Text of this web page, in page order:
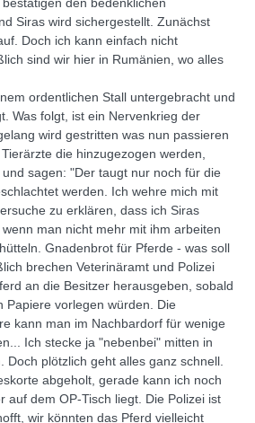
den bedenklichen
Siras wird sichergestellt. Zunächst
Doch ich kann einfach nicht
sind wir hier in Rumänien, wo alles
ordentlichen Stall untergebracht und
Was folgt, ist ein Nervenkrieg der
wird gestritten was nun passieren
die hinzugezogen werden,
sagen: "Der taugt nur noch für die
werden. Ich wehre mich mit
zu erklären, dass ich Siras
man nicht mehr mit ihm arbeiten
Gnadenbrot für Pferde - was soll
brechen Veterinäramt und Polizei
an die Besitzer herausgeben, sobald
Papiere vorlegen würden. Die
kann man im Nachbardorf für wenige
Ich stecke ja "nebenbei" mitten in
Doch plötzlich geht alles ganz schnell.
abgeholt, gerade kann ich noch
auf dem OP-Tisch liegt. Die Polizei ist
wir könnten das Pferd vielleicht